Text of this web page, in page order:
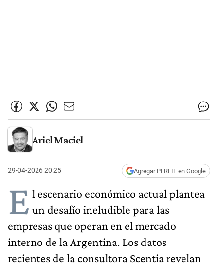
Ariel Maciel
29-04-2026 20:25 Agregar PERFIL en Google
E l escenario económico actual plantea
un desafío ineludible para las
empresas que operan en el mercado
interno de la Argentina. Los datos
recientes de la consultora Scentia revelan